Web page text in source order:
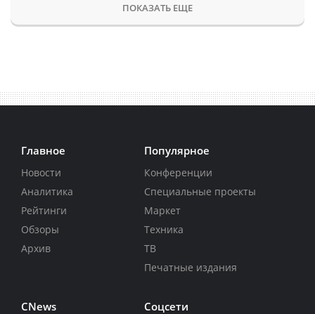
ПОКАЗАТЬ ЕЩЕ
Главное
Новости
Аналитика
Рейтинги
Обзоры
Архив
Популярное
Конференции
Специальные проекты
Маркет
Техника
ТВ
Печатные издания
CNews Соцсети